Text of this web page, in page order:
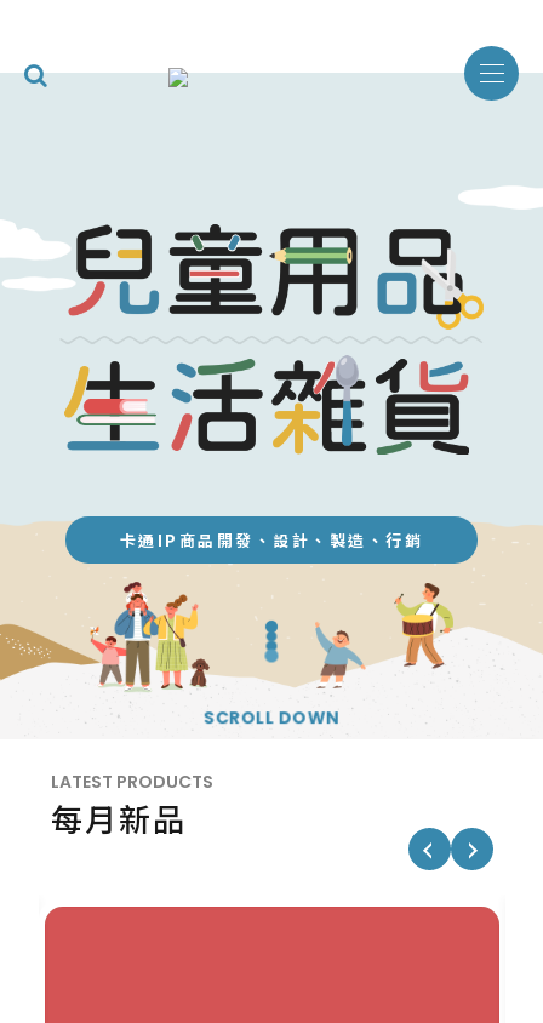
卡通IP商品開發、設計、製造、行銷
SCROLL DOWN
LATEST PRODUCTS
每月新品